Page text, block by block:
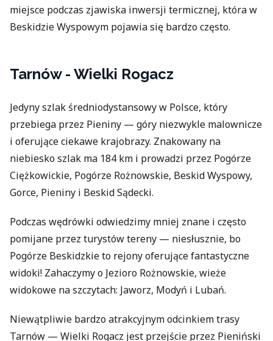
miejsce podczas zjawiska inwersji termicznej, która w
Beskidzie Wyspowym pojawia się bardzo często.
Tarnów - Wielki Rogacz
Jedyny szlak średniodystansowy w Polsce, który
przebiega przez Pieniny — góry niezwykle malownicze
i oferujące ciekawe krajobrazy. Znakowany na
niebiesko szlak ma 184 km i prowadzi przez Pogórze
Ciężkowickie, Pogórze Rożnowskie, Beskid Wyspowy,
Gorce, Pieniny i Beskid Sądecki.
Podczas wędrówki odwiedzimy mniej znane i często
pomijane przez turystów tereny — niesłusznie, bo
Pogórze Beskidzkie to rejony oferujące fantastyczne
widoki! Zahaczymy o Jezioro Rożnowskie, wieże
widokowe na szczytach: Jaworz, Modyń i Lubań.
Niewątpliwie bardzo atrakcyjnym odcinkiem trasy
Tarnów — Wielki Rogacz jest przejście przez Pieniński